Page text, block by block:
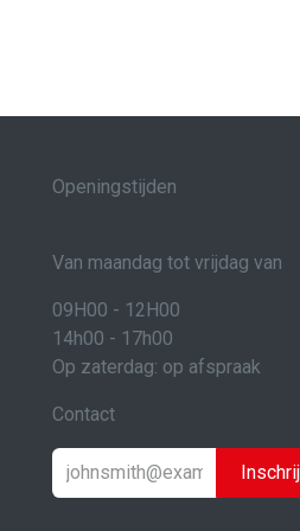
Openingstijden
Van maandag tot vrijdag van
09H00 - 12H00
14h00 - 17h00
Op zaterdag: op afspraak
Contact